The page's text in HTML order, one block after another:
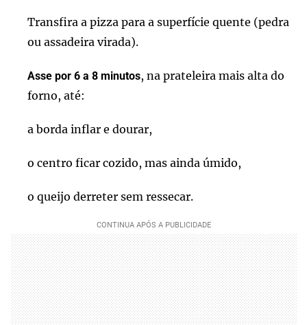
Transfira a pizza para a superfície quente (pedra
ou assadeira virada).
Asse por 6 a 8 minutos, na prateleira mais alta do
forno, até:
a borda inflar e dourar,
o centro ficar cozido, mas ainda úmido,
o queijo derreter sem ressecar.